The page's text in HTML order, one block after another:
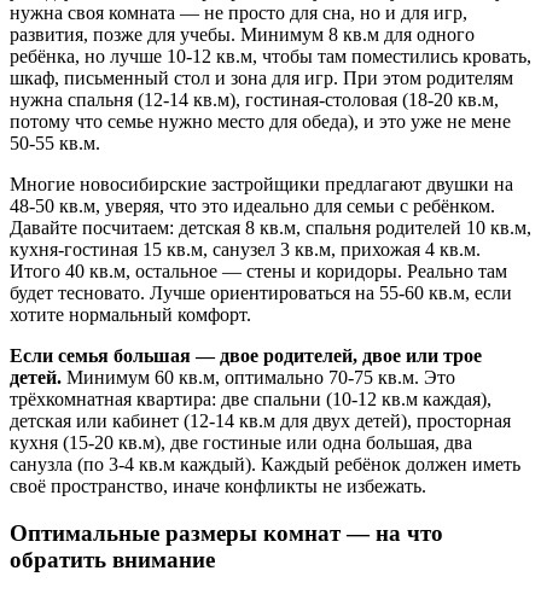
нужна своя комната — не просто для сна, но и для игр,
развития, позже для учебы. Минимум 8 кв.м для одного
ребёнка, но лучше 10-12 кв.м, чтобы там поместились кровать,
шкаф, письменный стол и зона для игр. При этом родителям
нужна спальня (12-14 кв.м), гостиная-столовая (18-20 кв.м,
потому что семье нужно место для обеда), и это уже не мене
50-55 кв.м.
Многие новосибирские застройщики предлагают двушки на
48-50 кв.м, уверяя, что это идеально для семьи с ребёнком.
Давайте посчитаем: детская 8 кв.м, спальня родителей 10 кв.м,
кухня-гостиная 15 кв.м, санузел 3 кв.м, прихожая 4 кв.м.
Итого 40 кв.м, остальное — стены и коридоры. Реально там
будет тесновато. Лучше ориентироваться на 55-60 кв.м, если
хотите нормальный комфорт.
Если семья большая — двое родителей, двое или трое
детей. Минимум 60 кв.м, оптимально 70-75 кв.м. Это
трёхкомнатная квартира: две спальни (10-12 кв.м каждая),
детская или кабинет (12-14 кв.м для двух детей), просторная
кухня (15-20 кв.м), две гостиные или одна большая, два
санузла (по 3-4 кв.м каждый). Каждый ребёнок должен иметь
своё пространство, иначе конфликты не избежать.
Оптимальные размеры комнат — на что
обратить внимание